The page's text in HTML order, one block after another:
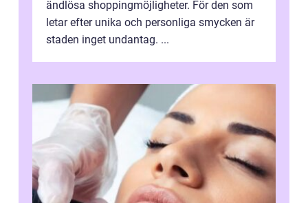
ändlösa shoppingmöjligheter. För den som
letar efter unika och personliga smycken är
staden inget undantag. ...